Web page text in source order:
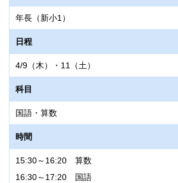
年長（新小1）
日程
4/9（木）・11（土）
科目
国語・算数
時間
15:30～16:20 算数
16:30～17:20 国語